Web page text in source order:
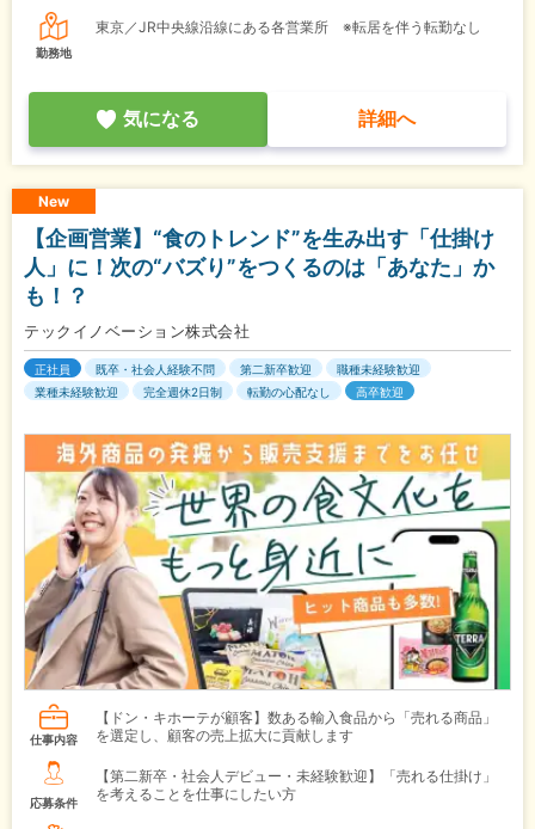
勤務地
東京／JR中央線沿線にある各営業所 ※転居を伴う転勤なし
気になる 詳細へ
New
【企画営業】“食のトレンド”を生み出す「仕掛け
人」に！次の“バズり”をつくるのは「あなた」か
も！？
テックイノベーション株式会社
正社員 既卒・社会人経験不問 第二新卒歓迎
職種未経験歓迎
業種未経験歓迎
完全週休2日制 転勤の心配なし 高卒歓迎
仕事内容
【ドン・キホーテが顧客】数ある輸入食品から「売れる商品」
を選定し、顧客の売上拡大に貢献します
応募条件
【第二新卒・社会人デビュー・未経験歓迎】「売れる仕掛け」
を考えることを仕事にしたい方